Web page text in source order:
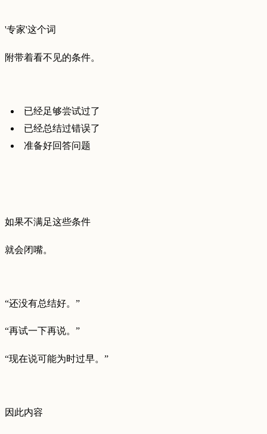
'专家'这个词
附带着看不见的条件。
已经足够尝试过了
已经总结过错误了
准备好回答问题
如果不满足这些条件
就会闭嘴。
“还没有总结好。”
“再试一下再说。”
“现在说可能为时过早。”
因此内容